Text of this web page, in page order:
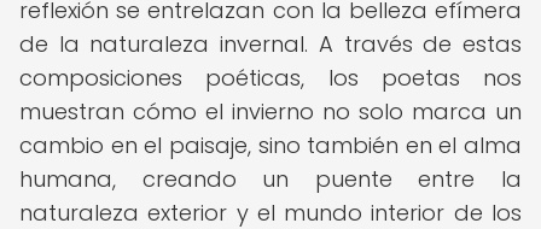
reflexión se entrelazan con la belleza efímera
de la naturaleza invernal. A través de estas
composiciones poéticas, los poetas nos
muestran cómo el invierno no solo marca un
cambio en el paisaje, sino también en el alma
humana, creando un puente entre la
naturaleza exterior y el mundo interior de los